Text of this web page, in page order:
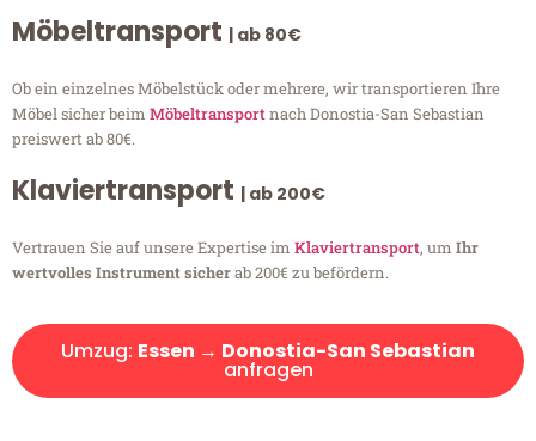
Möbeltransport | ab 80€
Ob ein einzelnes Möbelstück oder mehrere, wir transportieren Ihre
Möbel sicher beim Möbeltransportnach Donostia-San Sebastian
preiswert ab 80€.
Klaviertransport | ab 200€
Vertrauen Sie auf unsere Expertise im Klaviertransport, um Ihr
wertvolles Instrument sicherab 200€ zu befördern.
Umzug: Essen → Donostia-San Sebastian
anfragen